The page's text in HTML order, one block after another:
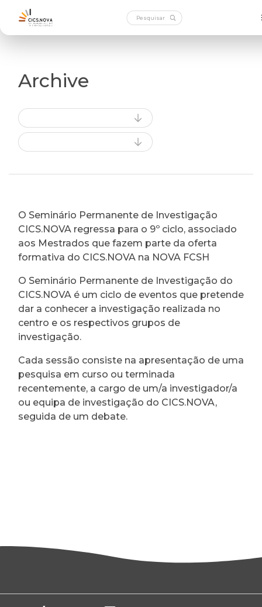
Archive
O Seminário Permanente de Investigação
CICS.NOVA regressa para o 9º ciclo, associado
aos Mestrados que fazem parte da oferta
formativa do CICS.NOVA na NOVA FCSH
O Seminário Permanente de Investigação do
CICS.NOVA é um ciclo de eventos que pretende
dar a conhecer a investigação realizada no
centro e os respectivos grupos de
investigação.
Cada sessão consiste na apresentação de uma
pesquisa em curso ou terminada
recentemente, a cargo de um/a investigador/a
ou equipa de investigação do CICS.NOVA,
seguida de um debate.